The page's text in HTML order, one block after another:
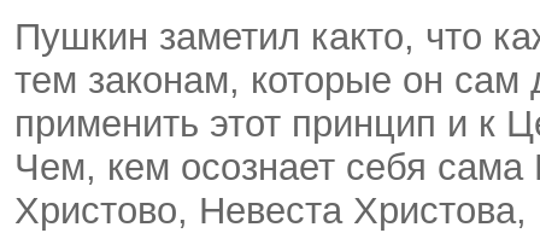
Пушкин заметил как­то, что
тем законам, которые он
применить этот принцип и
Чем, кем осознает себя
Христово, Невеста